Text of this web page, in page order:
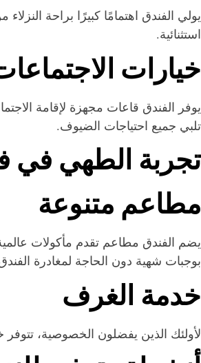
يولي الفندق اهتمامًا كبيرًا براحة
استثنائية.
خيارات
يوفر الفندق قاعات مجهزة لإقامة
تلبي جميع احتياجات الضيوف.
تجربة الطهي في
مطاعم متنوعة
يضم الفندق مطاعم تقدم مأكولات
بوجبات شهية دون الحاجة لمغادرة
خدمة الغرف
لأولئك الذين يفضلون الخصوصية،